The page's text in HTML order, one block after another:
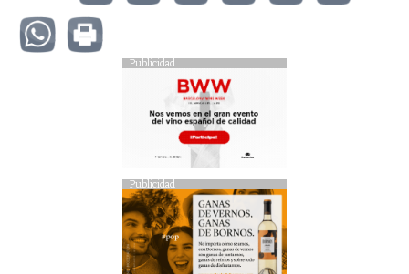
Publicidad
Publicidad